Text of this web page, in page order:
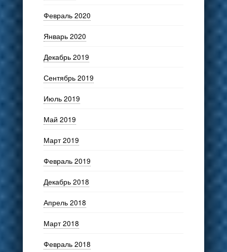
Февраль 2020
Январь 2020
Декабрь 2019
Сентябрь 2019
Июль 2019
Май 2019
Март 2019
Февраль 2019
Декабрь 2018
Апрель 2018
Март 2018
Февраль 2018